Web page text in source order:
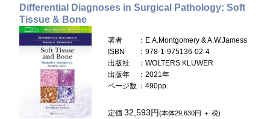
Differential Diagnoses in Surgical Pathology: Soft
Tissue & Bone
著者
：E.A.Montgomery & A.W.Jamess
ISBN
：978-1-975136-02-4
出版社
：WOLTERS KLUWER
出版年
：2021年
ページ数 ：490pp.
定価32,593円(本体29,630円 ＋ 税)